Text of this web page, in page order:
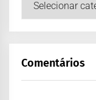
Comentários